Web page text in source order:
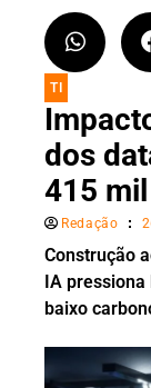
TI
dos
415
Redação
Construção
IA
baixo